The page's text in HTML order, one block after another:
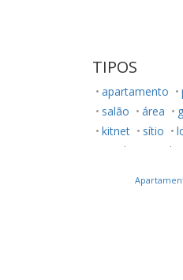
TIPOS
apartamento
salão
área
kitnet
sítio
rancho
studio